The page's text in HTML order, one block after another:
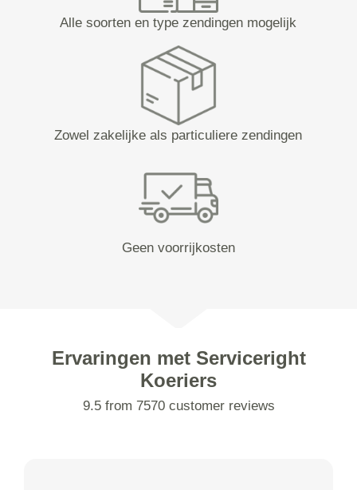
Alle soorten en type zendingen mogelijk
Zowel zakelijke als particuliere zendingen
Geen voorrijkosten
Ervaringen met Serviceright
Koeriers
9.5 from 7570 customer reviews